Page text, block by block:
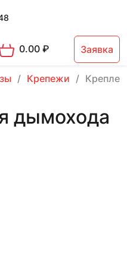
0.00₽ Заявка
Крепежи
дымохода